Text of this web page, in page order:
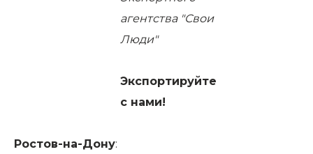
агентства "Свои
Люди"
Экспортируйте
с нами!
Ростов-на-Дону: